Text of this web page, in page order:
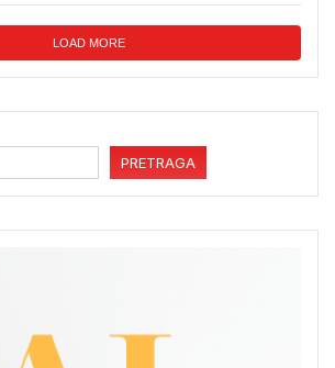
LOAD MORE
PRETRAGA